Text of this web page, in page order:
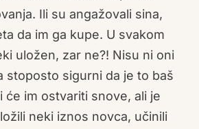
Ili su angažovali sina,
da im ga kupe. U svakom
uložen, zar ne?! Nisu ni oni
stoposto sigurni da je to baš
će im ostvariti snove, ali je
neki iznos novca, učinili